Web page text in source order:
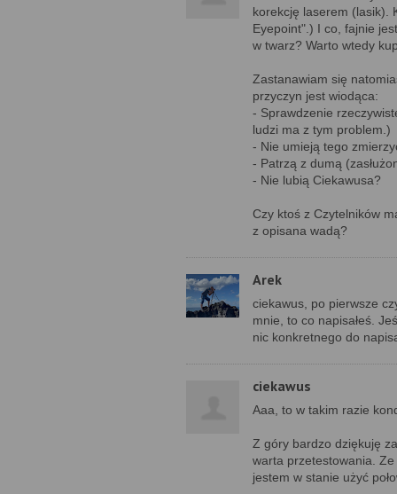
korekcję laserem (lasik).
Eyepoint".) I co, fajnie
w twarz? Warto wtedy
Zastanawiam się
przyczyn jest wiodąca:
- Sprawdzenie
ludzi ma z tym problem.)
- Nie umieją tego
- Patrzą z dumą
- Nie lubią Ciekawusa?
Czy ktoś z Czytelników
z opisana wadą?
Arek
ciekawus, po pierwsze
mnie, to co napisałeś.
nic konkretnego do
ciekawus
Aaa, to w takim razie
Z góry bardzo dziękuję
warta przetestowania.
jestem w stanie użyć